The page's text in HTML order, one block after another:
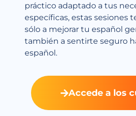
práctico adaptado a tus
específicas, estas sesiones
sólo a mejorar tu español
también a sentirte seguro
español.
Accede a los